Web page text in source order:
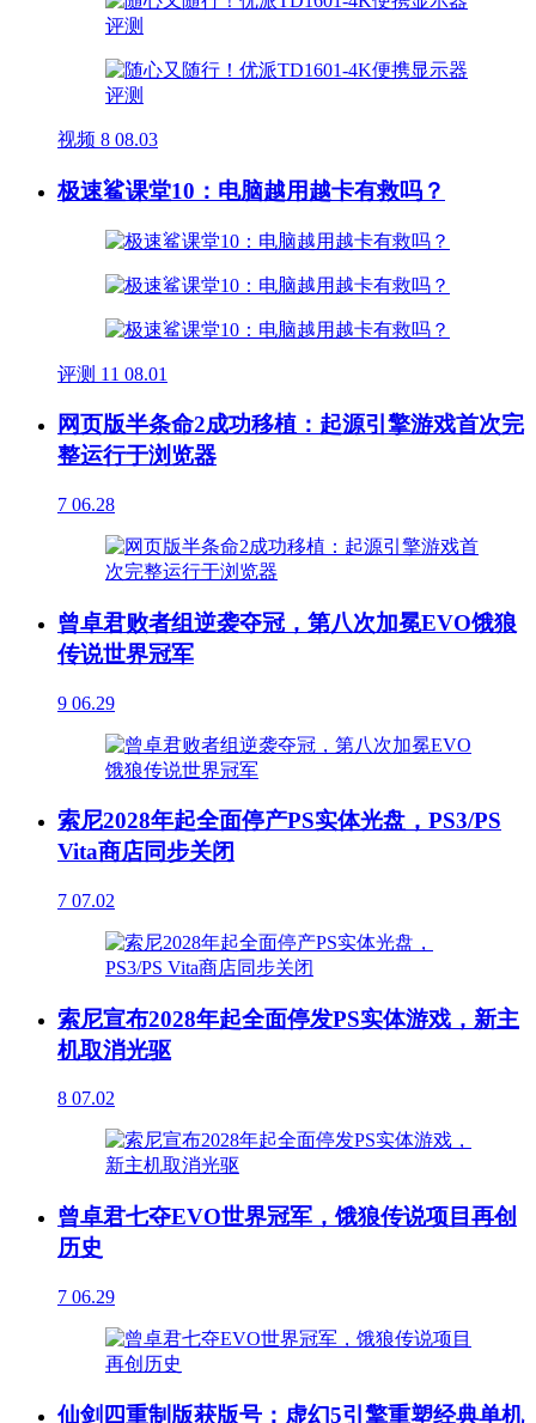
视频 8 08.03
极速鲨课堂10：电脑越用越卡有救吗？
评测 11 08.01
网页版半条命2成功移植：起源引擎游戏首次完
整运行于浏览器
7 06.28
曾卓君败者组逆袭夺冠，第八次加冕EVO饿狼
传说世界冠军
9 06.29
索尼2028年起全面停产PS实体光盘，PS3/PS
Vita商店同步关闭
7 07.02
索尼宣布2028年起全面停发PS实体游戏，新主
机取消光驱
8 07.02
曾卓君七夺EVO世界冠军，饿狼传说项目再创
历史
7 06.29
仙剑四重制版获版号：虚幻5引擎重塑经典单机